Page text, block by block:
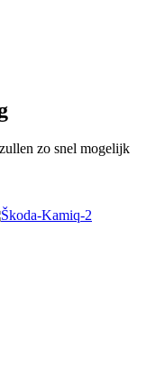
zo snel mogelijk